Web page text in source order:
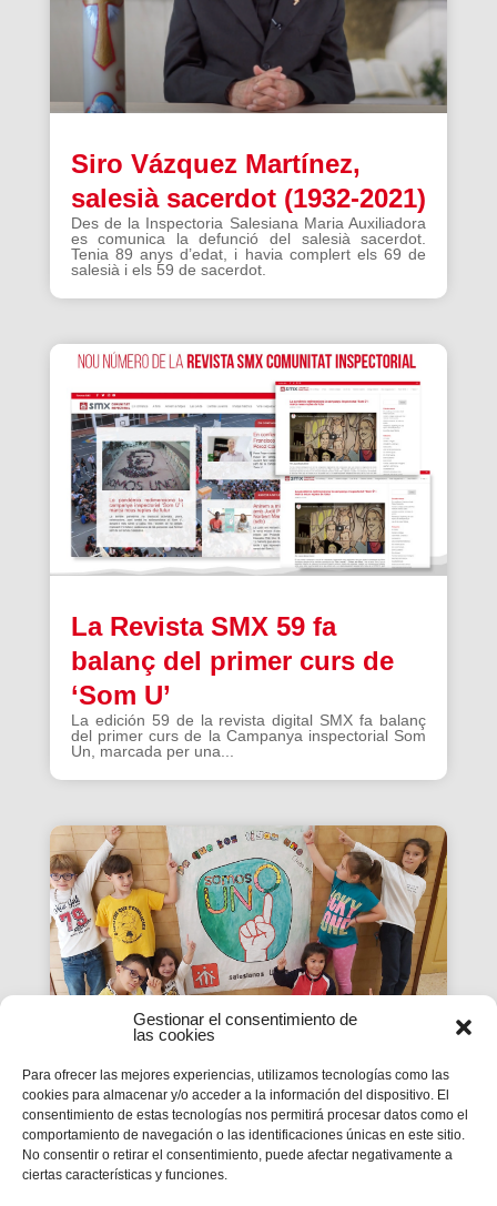
Gestionar el consentimiento de
las cookies
Para ofrecer las mejores experiencias, utilizamos tecnologías como las
cookies para almacenar y/o acceder a la información del dispositivo. El
consentimiento de estas tecnologías nos permitirá procesar datos como el
comportamiento de navegación o las identificaciones únicas en este sitio.
No consentir o retirar el consentimiento, puede afectar negativamente a
ciertas características y funciones.
Siro Vázquez Martínez,
salesià sacerdot (1932-2021)
Des de la Inspectoria Salesiana Maria Auxiliadora
es comunica la defunció del salesià sacerdot.
Tenia 89 anys d’edat, i havia complert els 69 de
salesià i els 59 de sacerdot.
La Revista SMX 59 fa
balanç del primer curs de
‘Som U’
La edición 59 de la revista digital SMX fa balanç
del primer curs de la Campanya inspectorial Som
Un, marcada per una...
La Revista SMX 59 hace
balance del primer curso de
'Somos Uno'